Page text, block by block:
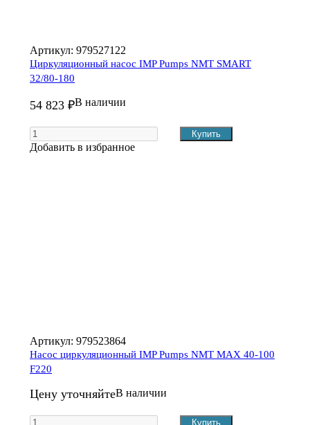
Артикул: 979527122
Циркуляционный насос IMP Pumps NMT SMART
32/80-180
54 823 ₽В наличии
Добавить в избранное
Артикул: 979523864
Насос циркуляционный IMP Pumps NMT MAX 40-100
F220
Цену уточняйтеВ наличии